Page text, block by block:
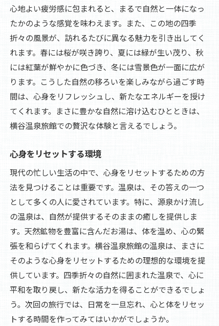
心地よい疲労感に包まれると、まるで自然と一体になっ
たかのような感覚を味わえます。また、この地の四季
折々の風景が、訪れるたびに異なる魅力を引き出してく
れます。春には桜が咲き誇り、夏には緑が生い茂り、秋
には紅葉が鮮やかに色づき、冬には雪景色が一面に広が
ります。こうした自然の移ろいを楽しみながら過ごす時
間は、心身をリフレッシュし、新たなエネルギーを授け
てくれます。まさに豊かな自然に溶け込むひとときは、
横谷温泉旅館での贅沢な体験と言えるでしょう。
心身をリセットする環境
現代の忙しい生活の中で、心身をリセットするための方
法を見つけることは重要です。温泉は、その答えの一つ
として多くの人に愛されています。特に、源泉かけ流し
の温泉は、自然が提供するそのままの癒しを提供しま
す。天然鉱物を豊富に含んだお湯は、体を温め、心の緊
張を和らげてくれます。横谷温泉旅館の温泉は、まさに
そのような心身をリセットするための理想的な環境を提
供しています。四季折々の自然に囲まれた温泉で、心に
平和を取り戻し、新たな活力を得ることができるでしょ
う。次回の旅行では、日常を一旦忘れ、心と体をリセッ
トする時間を作ってみてはいかがでしょうか。